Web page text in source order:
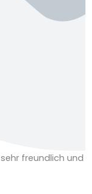
freundlich und